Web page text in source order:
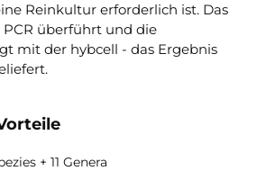
Reinkultur erforderlich ist. Das
überführt und die
mit der hybcell - das Ergebnis
+ 11 Genera